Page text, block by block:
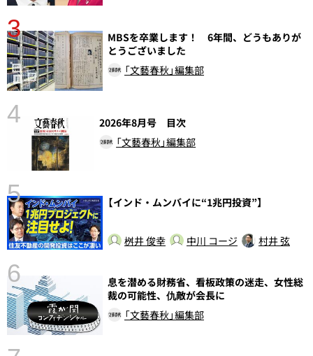
3
MBSを卒業します！ 6年間、どうもありが
とうございました
「文藝春秋」編集部
4
2026年8月号 目次
「文藝春秋」編集部
5 【インド・ムンバイに“1兆円投資”】
桝井 俊幸 中川 コージ 村井 弦
6
息を潜める財務省、看板政策の迷走、女性総
裁の可能性、仇敵が会長に
「文藝春秋」編集部